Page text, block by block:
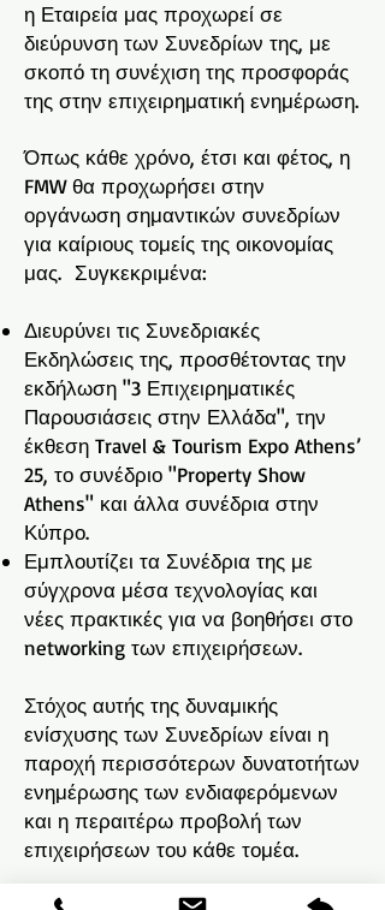
η Εταιρεία μας προχωρεί σε
διεύρυνση των Συνεδρίων της, με
σκοπό τη συνέχιση της προσφοράς
της στην επιχειρηματική ενημέρωση.
Όπως κάθε χρόνο, έτσι και φέτος, η
FMW θα προχωρήσει στην
οργάνωση σημαντικών συνεδρίων
για καίριους τομείς της οικονομίας
μας. Συγκεκριμένα:
Διευρύνει τις Συνεδριακές
Εκδηλώσεις της, προσθέτοντας την
εκδήλωση "3 Επιχειρηματικές
Παρουσιάσεις στην Ελλάδα", την
έκθεση Travel & Tourism Expo Athens’
25, το συνέδριο "Property Show
Athens" και άλλα συνέδρια στην
Κύπρο.
Εμπλουτίζει τα Συνέδρια της με
σύγχρονα μέσα τεχνολογίας και
νέες πρακτικές για να βοηθήσει στο
networking των επιχειρήσεων.
Στόχος αυτής της δυναμικής
ενίσχυσης των Συνεδρίων είναι η
παροχή περισσότερων δυνατοτήτων
ενημέρωσης των ενδιαφερόμενων
και η περαιτέρω προβολή των
επιχειρήσεων του κάθε τομέα.